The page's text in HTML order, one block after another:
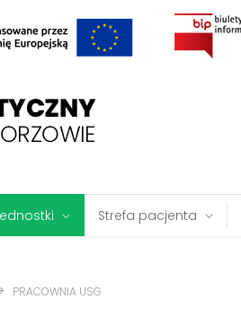
Strefa pacjenta
PRACOWNIA USG